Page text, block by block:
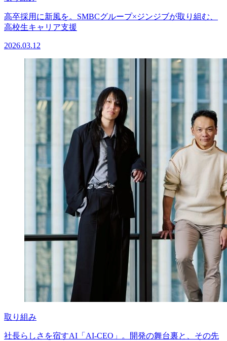
高卒採用に新風を。SMBCグループ×ジンジブが取り組む、
高校生キャリア支援
2026.03.12
取り組み
社長らしさを宿すAI「AI-CEO」。開発の舞台裏と、その先